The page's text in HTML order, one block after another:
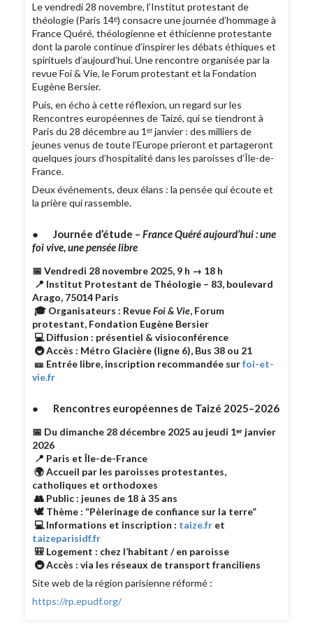
Le vendredi 28 novembre, l’Institut protestant de
théologie (Paris 14ᵉ) consacre une journée d’hommage à
France Quéré, théologienne et éthicienne protestante
dont la parole continue d’inspirer les débats éthiques et
spirituels d’aujourd’hui. Une rencontre organisée par la
revue Foi & Vie, le Forum protestant et la Fondation
Eugène Bersier.
Puis, en écho à cette réflexion, un regard sur les
Rencontres européennes de Taizé, qui se tiendront à
Paris du 28 décembre au 1ᵉʳ janvier : des milliers de
jeunes venus de toute l’Europe prieront et partageront
quelques jours d’hospitalité dans les paroisses d’Île-de-
France.
Deux événements, deux élans : la pensée qui écoute et
la prière qui rassemble.
● Journée d’étude –France Quéré aujourd’hui : une
foi vive, une pensée libre
📅 Vendredi 28 novembre 2025, 9 h → 18 h
📍 Institut Protestant de Théologie – 83, boulevard
Arago, 75014 Paris
🎓 Organisateurs : RevueFoi & Vie, Forum
protestant, Fondation Eugène Bersier
💻 Diffusion : présentiel & visioconférence
🚇 Accès : Métro Glacière (ligne 6), Bus 38 ou 21
🎫 Entrée libre, inscription recommandée surfoi-et-
vie.fr
● Rencontres européennes de Taizé 2025–2026
📅 Du dimanche 28 décembre 2025 au jeudi 1ᵉʳ janvier
2026
📍 Paris et Île-de-France
🌍 Accueil par les paroisses protestantes,
catholiques et orthodoxes
👥 Public : jeunes de 18 à 35 ans
🕊️ Thème : “Pèlerinage de confiance sur la terre”
💻 Informations et inscription : taize.fr et
taizeparisidf.fr
🎒 Logement : chez l’habitant / en paroisse
🚇 Accès : via les réseaux de transport franciliens
Site web de la région parisienne réformé :
https://rp.epudf.org/